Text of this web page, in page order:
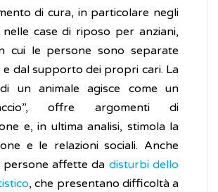
di cura, in particolare negli
case di riposo per anziani,
cui le persone sono separate
e dal supporto dei propri cari. La
un animale agisce come un
offre argomenti di
e, in ultima analisi, stimola la
e le relazioni sociali. Anche
persone affette da disturbi dello
, che presentano difficoltà a